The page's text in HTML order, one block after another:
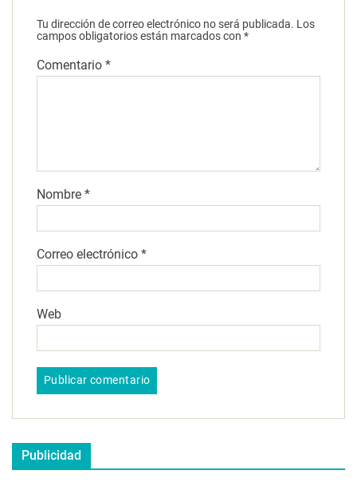
Tu dirección de correo electrónico no será publicada. Los
campos obligatorios están marcados con *
Comentario *
Nombre *
Correo electrónico *
Web
Publicidad